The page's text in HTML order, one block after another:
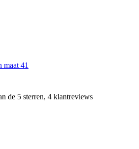
maat 41
de 5 sterren, 4 klantreviews